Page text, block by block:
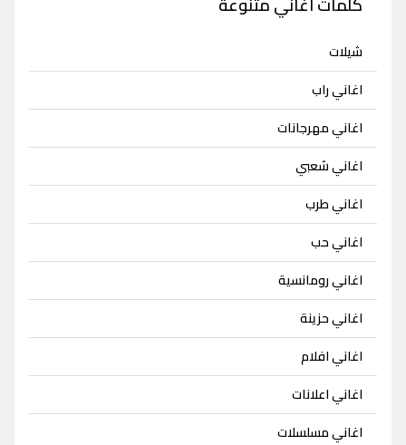
شيلات
اغاني راب
اغاني مهرجانات
اغاني شعبي
اغاني طرب
اغاني حب
اغاني رومانسية
اغاني حزينة
اغاني افلام
اغاني اعلانات
اغاني مسلسلات